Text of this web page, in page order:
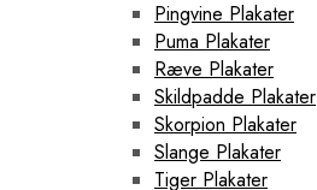
Pingvine Plakater
Puma Plakater
Ræve Plakater
Skildpadde Plakater
Skorpion Plakater
Slange Plakater
Tiger Plakater